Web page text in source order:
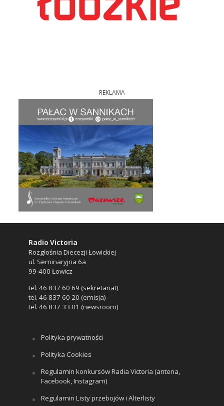
REKLAMA
Radio Victoria
Rozgłośnia Diecezji Łowickiej
ul. Seminaryjna 6a
99-400 Łowicz
tel. 46 837 60 69 (sekretariat)
tel. 46 837 60 20 (emisja)
tel. 46 837 33 01 (newsroom)
Polityka prywatności
Polityka Cookies
Regulamin konkursów Radia Victoria (antena,
Facebook, Instagram)
Regulamin Listy przebojów i Alterlisty